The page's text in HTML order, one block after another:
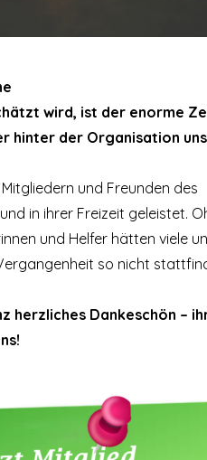
wird, ist der enorme
hinter der Organisation
und Freunden des
in ihrer Freizeit geleistet.
und Helfer hätten viele
so nicht
herzliches Dankeschön –